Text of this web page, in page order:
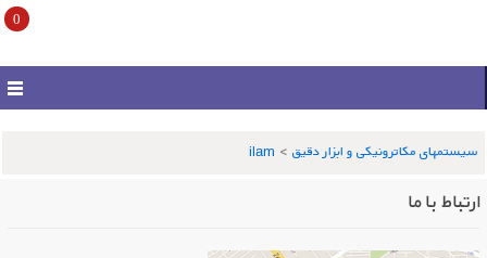
0
سیستمهای مکاترونیکی و ابزار دقیق>
ilam
ارتباط با ما